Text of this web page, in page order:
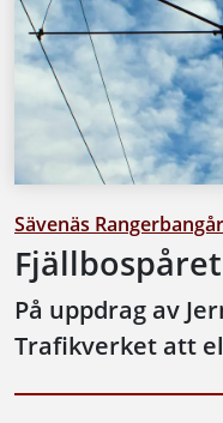
Sävenäs
På uppdrag av
Trafikverket att